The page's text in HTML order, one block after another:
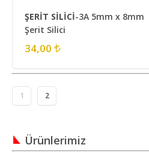
ŞERİT SİLİCİ-3A 5mm x 8mm
Şerit Silici
34,00
1 2
Ürünlerimiz